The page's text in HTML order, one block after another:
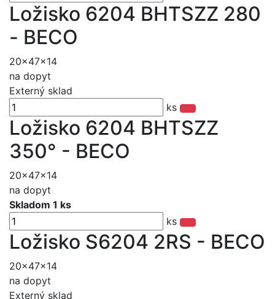
Ložisko 6204 BHTSZZ 280
- BECO
20x47x14
na dopyt
Externý sklad
ks
Ložisko 6204 BHTSZZ
350° - BECO
20x47x14
na dopyt
Skladom 1 ks
ks
Ložisko S6204 2RS - BECO
20x47x14
na dopyt
Externý sklad